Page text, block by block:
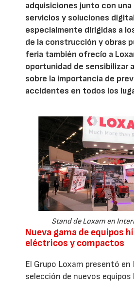
adquisiciones junto con una
servicios y soluciones
especialmente dirigidas a
de la construcción y obras
feria también ofrecío a
oportunidad de sensibilizar
sobre la importancia de
accidentes en todos los
Stand de Loxam en
Nueva gama de equipos
eléctricos y compactos
El Grupo Loxam presentó en
selección de nuevos equipos